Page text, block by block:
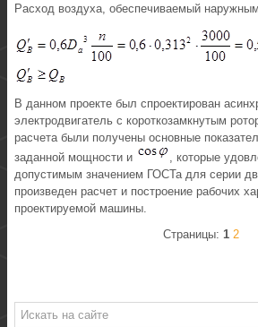
Расход воздуха, обеспечиваемый
В данном проекте был спроектирован
электродвигатель с короткозамкнутым
расчета были получены основные
заданной мощности и
, которые
допустимым значением ГОСТа для серии
произведен расчет и построение рабочих
проектируемой машины.
Страницы: 1 2